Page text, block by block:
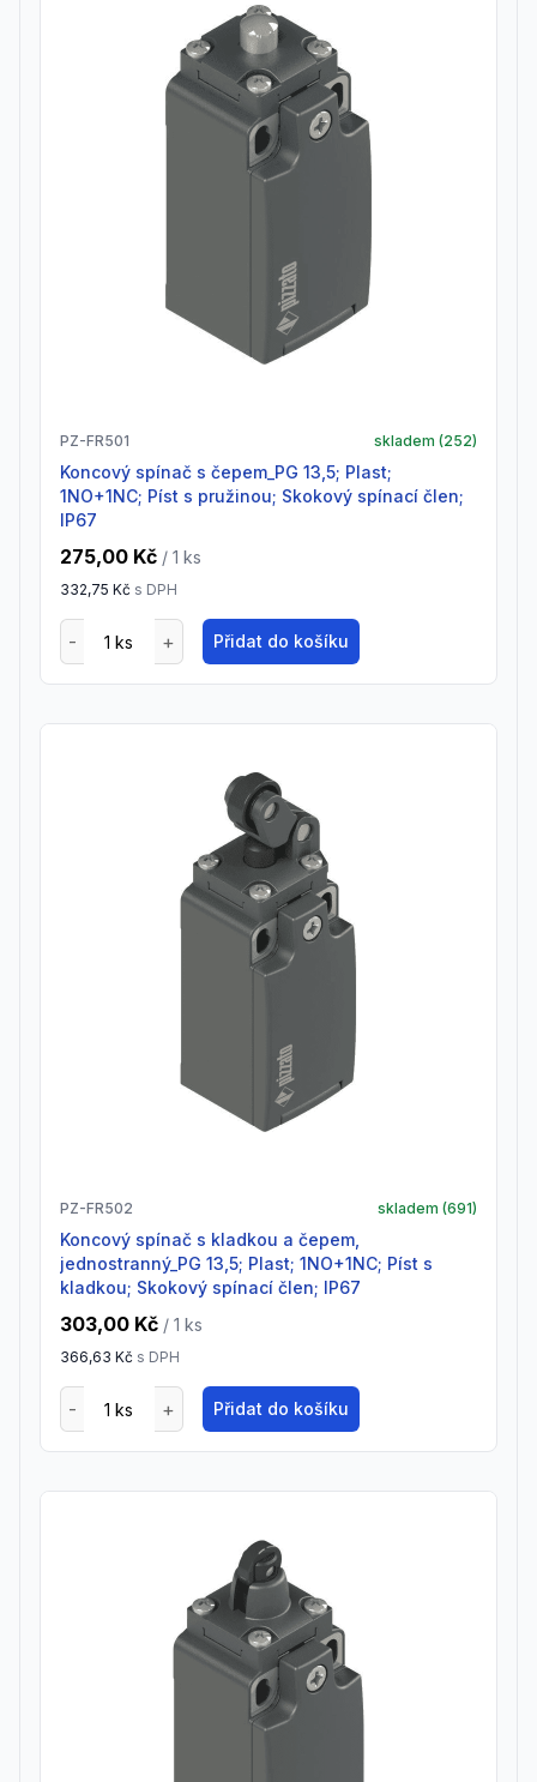
PZ-FR501 skladem (252)
Koncový spínač s čepem_PG 13,5; Plast;
1NO+1NC; Píst s pružinou; Skokový spínací člen;
IP67
275,00 Kč / 1 ks
332,75 Kč s DPH
Přidat do košíku
PZ-FR502 skladem (691)
Koncový spínač s kladkou a čepem,
jednostranný_PG 13,5; Plast; 1NO+1NC; Píst s
kladkou; Skokový spínací člen; IP67
303,00 Kč / 1 ks
366,63 Kč s DPH
Přidat do košíku